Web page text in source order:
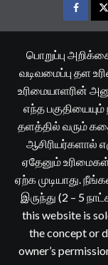
பொறுப்பு
வடிவமைப்பு தள
உரிமையாளரின்
எந்த
தளத்தில் வரும்
ஆசிரியர்களால்
ஏதேனும்
ஏற்க முடியாது.
இருந்து (2 – 5
this website is
the concept or
owner’s